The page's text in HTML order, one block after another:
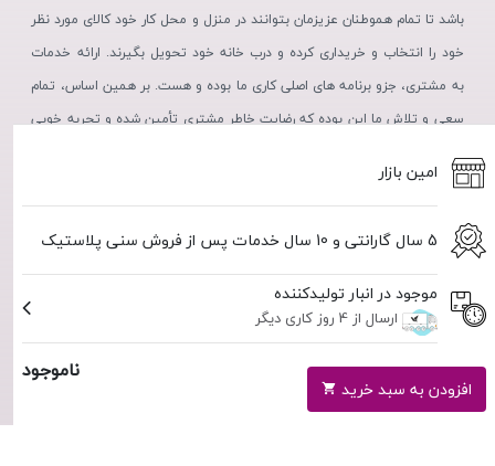
امین بازار
5 سال گارانتی و 10 سال خدمات پس از فروش سنی پلاستیک
موجود در انبار تولیدکننده
ارسال از 4 روز کاری دیگر
ناموجود
افزودن به سبد خرید
باشد تا تمام هموطنان عزیزمان بتوانند در منزل و محل کار خود کالای مورد نظر
خود را انتخاب و خریداری کرده و درب خانه خود تحویل بگیرند. ارائه خدمات
به مشتری، جزو برنامه های اصلی کاری ما بوده و هست. بر همین اساس، تمام
سعی و تلاش ما این بوده که رضایت خاطر مشتری تأمین شده و تجربه خوبی
از خرید، در ذهن مشتریان عزیز نقش بندد.
استفاده از مطالب فروشگاه اینترنتی امین بازار فقط برای مقاصد غیرتجاری و
با ذکر منبع بلامانع است. کلیه حقوق این سایت متعلق به فروشگاه آنلاین